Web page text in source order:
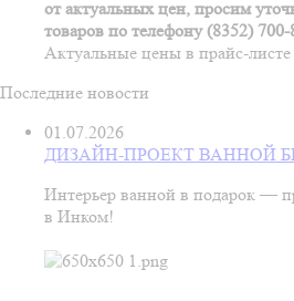
от актуальных цен, просим
товаров по телефону (8352) 700-
Актуальные цены в прайс-
Последние новости
01.07.2026
ДИЗАЙН-ПРОЕКТ ВАННОЙ
Интерьер ванной в подарок —
в Инком!